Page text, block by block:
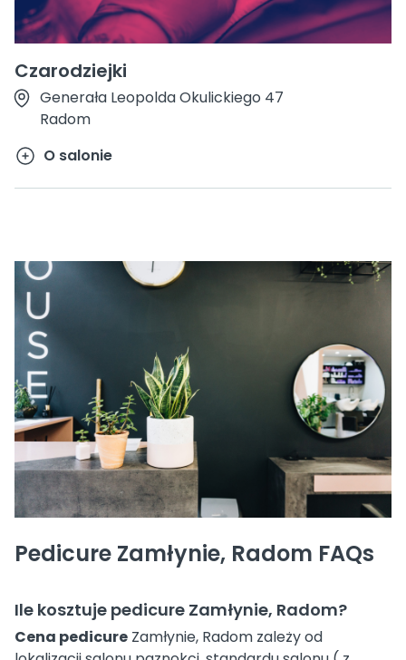
Czarodziejki
Generała Leopolda Okulickiego 47
Radom
O salonie
Pedicure Zamłynie, Radom FAQs
Ile kosztuje pedicure Zamłynie, Radom?
Cena pedicure Zamłynie, Radom zależy od